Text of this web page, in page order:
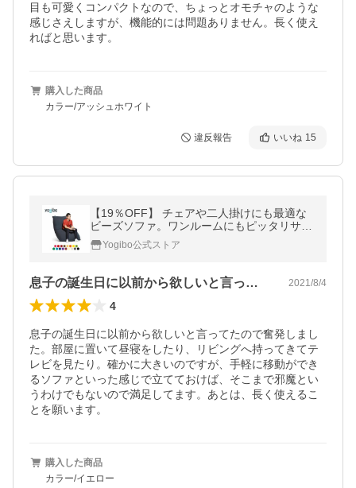
目も可愛くコンパクトなので、ちょっとオモチャのような
感じさえしますが、機能的には問題ありません。長く使え
ればと思います。
購入した商品
カラー/アッシュホワイト
違反報告 いいね 15
【19％OFF】 チェアや二人掛けにも最適な
ビーズソファ。ワンルームにもピッタリサイ
ズの「Yogibo Midi（ヨギボー ミディ）」
Yogibo公式ストア
息子の誕生日に以前から欲しいと言ってた… 2021/8/4
4
息子の誕生日に以前から欲しいと言ってたので奮発しまし
た。部屋に置いて昼寝をしたり、リビングへ持ってきてテ
レビを見たり。確かに大きいのですが、手軽に移動ができ
るソファといった感じで立てておけば、そこまで邪魔とい
うわけでもないので満足してます。あとは、長く使えるこ
とを願います。
購入した商品
カラー/イエロー